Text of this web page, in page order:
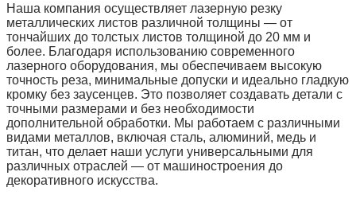
Наша компания осуществляет лазерную резку
металлических листов различной толщины — от
тончайших до толстых листов толщиной до 20 мм и
более. Благодаря использованию современного
лазерного оборудования, мы обеспечиваем высокую
точность реза, минимальные допуски и идеально гладкую
кромку без заусенцев. Это позволяет создавать детали с
точными размерами и без необходимости
дополнительной обработки. Мы работаем с различными
видами металлов, включая сталь, алюминий, медь и
титан, что делает наши услуги универсальными для
различных отраслей — от машиностроения до
декоративного искусства.